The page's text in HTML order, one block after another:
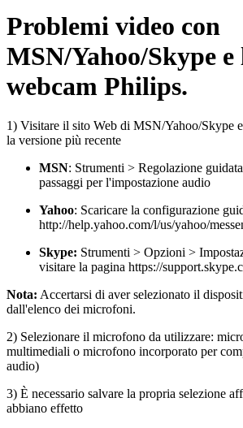
Problemi video con
MSN/Yahoo/Skype e
webcam Philips.
1) Visitare il sito Web di MSN/Yahoo/Skype
la versione più recente
MSN: Strumenti > Regolazione
passaggi per l'impostazione audio
Yahoo: Scaricare la configurazione
http://help.yahoo.com/l/us/yahoo/
Skype: Strumenti > Opzioni >
visitare la pagina https://
Nota: Accertarsi di aver selezionato il
dall'elenco dei microfoni.
2) Selezionare il microfono da utilizzare:
multimediali o microfono incorporato per
audio)
3) È necessario salvare la propria selezione
abbiano effetto